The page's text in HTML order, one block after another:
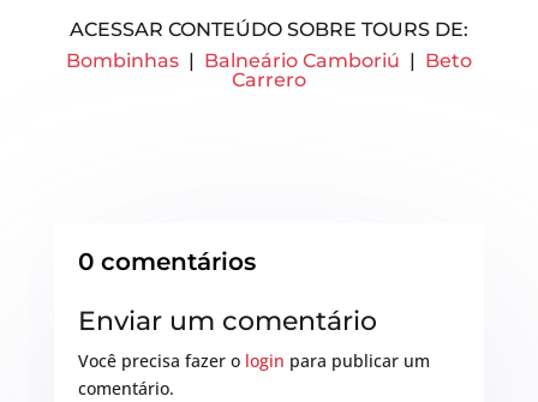
ACESSAR CONTEÚDO SOBRE TOURS DE:
Bombinhas| Balneário Camboriú | Beto
Carrero
0 comentários
Enviar um comentário
Você precisa fazer o login para publicar um
comentário.